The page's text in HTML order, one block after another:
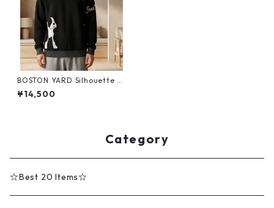
BOSTON YARD Silhouette ニ
ットクルーネックセーター pf
0236
¥14,500
Category
☆Best 20 Items☆